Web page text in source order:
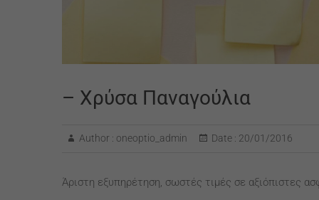
– Χρύσα Παναγούλια
Author : oneoptio_admin Date : 20/01/2016
Άριστη εξυπηρέτηση, σωστές τιμές σε αξιόπιστες